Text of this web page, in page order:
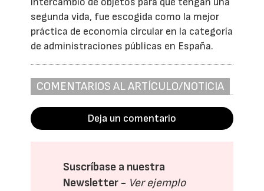
segunda vida, fue escogida como la mejor
práctica de economía circular en la categoría
de administraciones públicas en España.
COMENTARIOS AL ARTÍCULO/NOTICIA
Deja un comentario
Suscríbase a nuestra
Newsletter - Ver ejemplo